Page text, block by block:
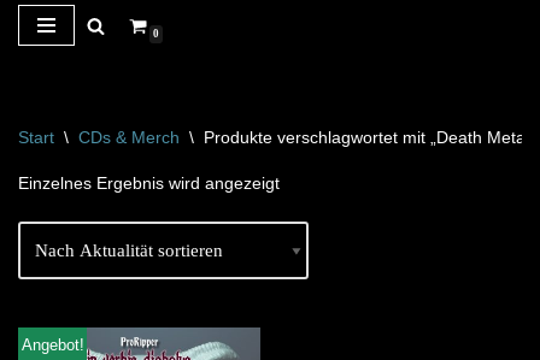
0
Start \ CDs & Merch \ Produkte verschlagwortet mit „Death Metal“
Einzelnes Ergebnis wird angezeigt
Angebot!